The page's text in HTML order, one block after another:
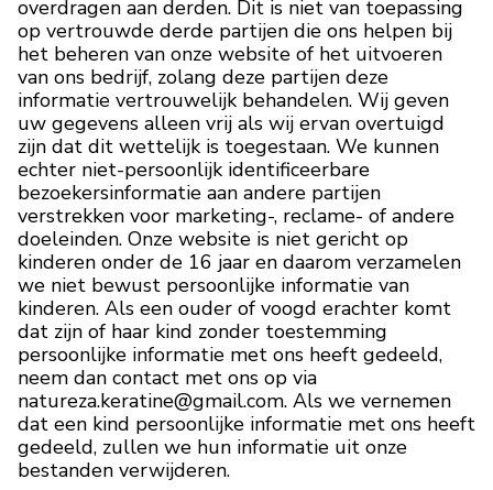
overdragen aan derden. Dit is niet van toepassing
op vertrouwde derde partijen die ons helpen bij
het beheren van onze website of het uitvoeren
van ons bedrijf, zolang deze partijen deze
informatie vertrouwelijk behandelen. Wij geven
uw gegevens alleen vrij als wij ervan overtuigd
zijn dat dit wettelijk is toegestaan. We kunnen
echter niet-persoonlijk identificeerbare
bezoekersinformatie aan andere partijen
verstrekken voor marketing-, reclame- of andere
doeleinden. Onze website is niet gericht op
kinderen onder de 16 jaar en daarom verzamelen
we niet bewust persoonlijke informatie van
kinderen. Als een ouder of voogd erachter komt
dat zijn of haar kind zonder toestemming
persoonlijke informatie met ons heeft gedeeld,
neem dan contact met ons op via
natureza.keratine@gmail.com. Als we vernemen
dat een kind persoonlijke informatie met ons heeft
gedeeld, zullen we hun informatie uit onze
bestanden verwijderen.